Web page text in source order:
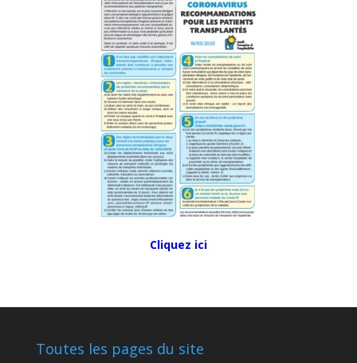
Cliquez ici
Toutes les pages du site